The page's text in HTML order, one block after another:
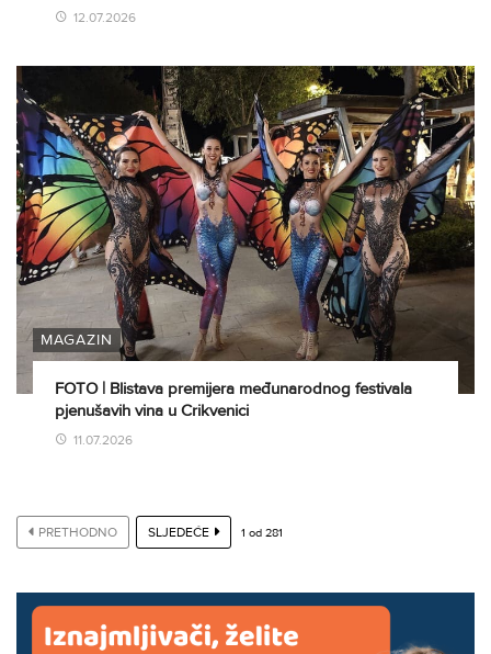
12.07.2026
MAGAZIN
FOTO | Blistava premijera međunarodnog festivala
pjenušavih vina u Crikvenici
11.07.2026
PRETHODNO SLJEDEĆE 1 od 281